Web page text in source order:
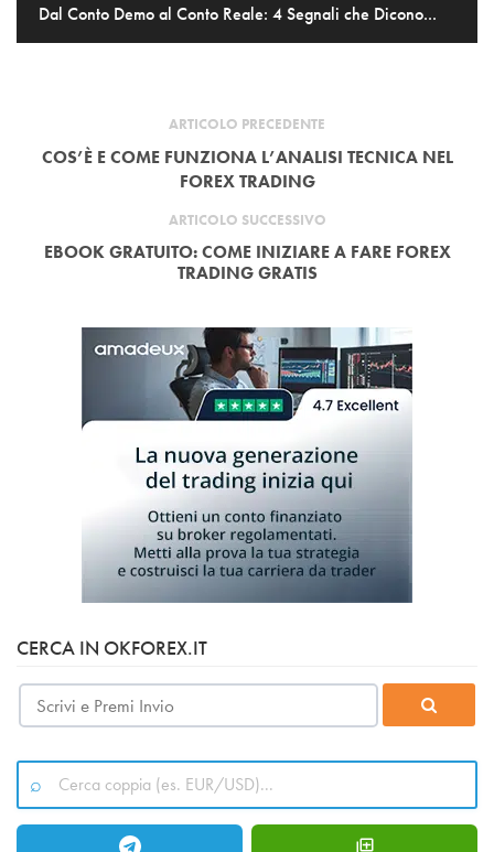
Dal Conto Demo al Conto Reale: 4 Segnali che Dicono...
ARTICOLO PRECEDENTE
COS’È E COME FUNZIONA L’ANALISI TECNICA NEL
FOREX TRADING
ARTICOLO SUCCESSIVO
EBOOK GRATUITO: COME INIZIARE A FARE FOREX
TRADING GRATIS
CERCA IN OKFOREX.IT